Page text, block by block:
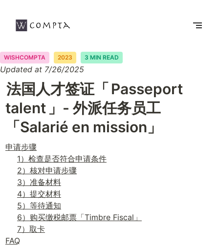
WISHCOMPTA 2023 3 MIN READ
Updated at 7/26/2025
法国人才签证「Passeport
talent 」- 外派任务员工
「Salarié en mission」
申请步骤
1）检查是否符合申请条件
2）核对申请步骤
3）准备材料
4）提交材料
5）等待通知
6）购买缴税邮票「Timbre Fiscal」
7）取卡
FAQ